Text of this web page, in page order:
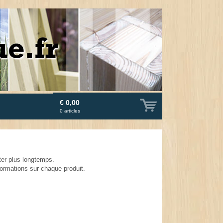
€ 0,00
0 articles
plus longtemps.
sur chaque produit.